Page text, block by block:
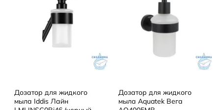
Дозатор для жидкого
мыла Iddis Лайн
Дозатор для жидкого
мыла Aquatek Вега